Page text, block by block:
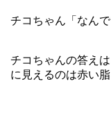
チコちゃん「なん
チコちゃんの答え
に見えるのは赤い